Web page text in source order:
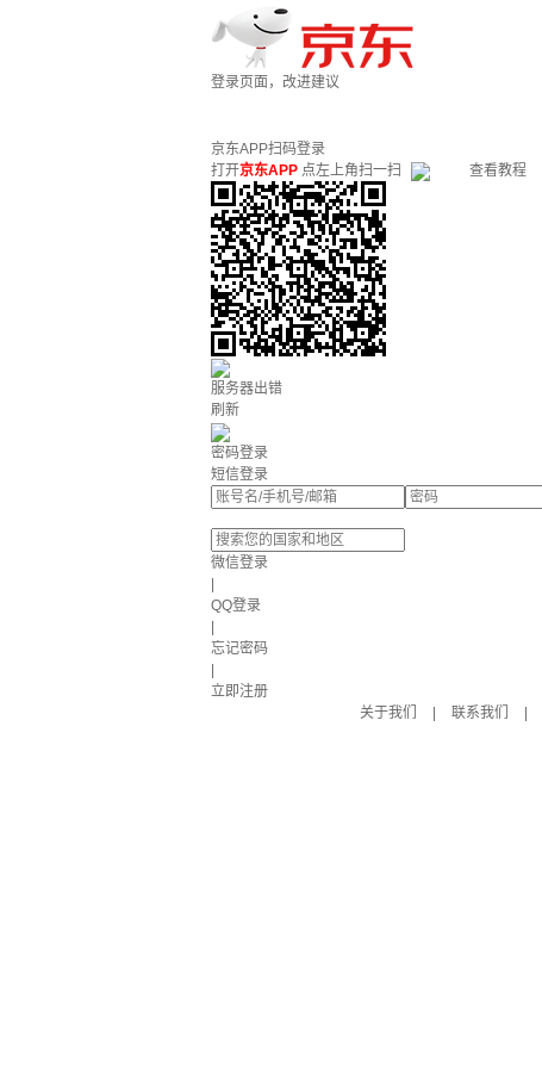
登录页面，改进建议
京东APP扫码登录
打开京东APP 点左上角扫一扫 查看教程
服务器出错
刷新
密码登录
短信登录
微信登录
QQ登录
忘记密码
立即注册
关于我们
联系我们